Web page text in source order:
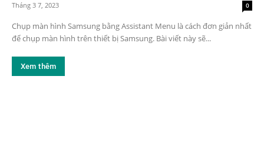
Tháng 3 7, 2023 0
Chụp màn hình Samsung bằng Assistant Menu là cách đơn giản nhất
để chụp màn hình trên thiết bị Samsung. Bài viết này sẽ...
Xem thêm